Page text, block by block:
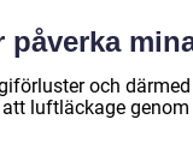
och
luftläckage